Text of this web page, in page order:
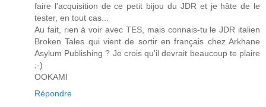
faire l'acquisition de ce petit bijou du JDR et je hâte de le
tester, en tout cas...
Au fait, rien à voir avec TES, mais connais-tu le JDR italien
Broken Tales qui vient de sortir en français chez Arkhane
Asylum Publishing ? Je crois qu'il devrait beaucoup te plaire
;-)
OOKAMI
Répondre